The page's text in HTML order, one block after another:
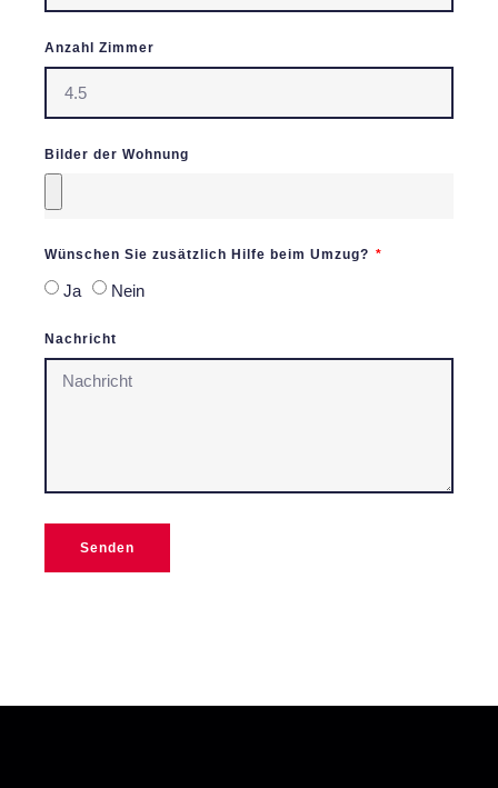
Anzahl Zimmer
Bilder der Wohnung
Wünschen Sie zusätzlich Hilfe beim Umzug?
Ja Nein
Nachricht
Senden